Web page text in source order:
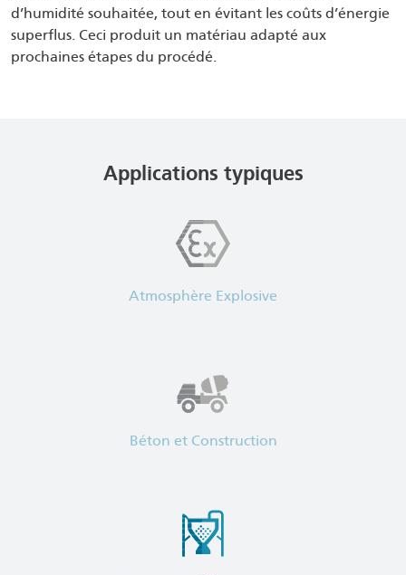
d’humidité souhaitée, tout en évitant les coûts d’énergie
superflus. Ceci produit un matériau adapté aux
prochaines étapes du procédé.
Applications typiques
Atmosphère Explosive
Béton et Construction